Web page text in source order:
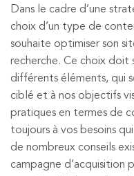
Dans le cadre d’une
choix d’un type de
souhaite optimiser son
recherche. Ce choix
différents éléments, qui
ciblé et à nos objectifs
pratiques en termes de
toujours à vos besoins
de nombreux conseils
campagne d’acquisition